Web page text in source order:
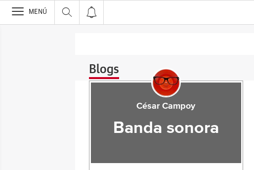
>
MENÚ
Blogs
César Campoy
Banda sonora